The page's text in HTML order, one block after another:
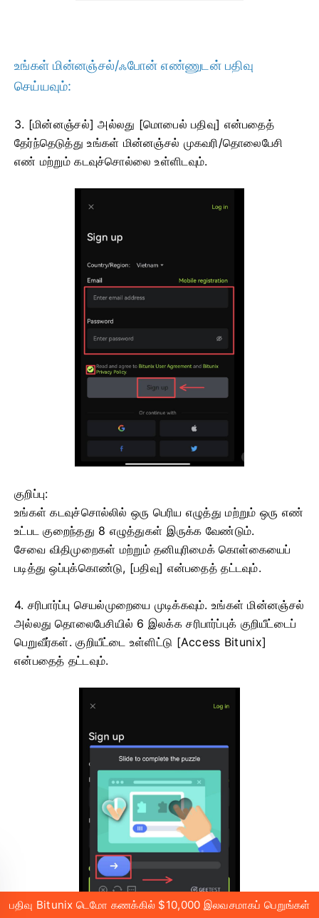
உங்கள் மின்னஞ்சல்/ஃபோன் எண்ணுடன் பதிவு
செய்யவும்:
3. [மின்னஞ்சல்] அல்லது [மொபைல் பதிவு] என்பதைத்
தேர்ந்தெடுத்து உங்கள் மின்னஞ்சல் முகவரி/தொலைபேசி
எண் மற்றும் கடவுச்சொல்லை உள்ளிடவும்.
குறிப்பு:
உங்கள் கடவுச்சொல்லில் ஒரு பெரிய எழுத்து மற்றும் ஒரு எண்
உட்பட குறைந்தது 8 எழுத்துகள் இருக்க வேண்டும்.
சேவை விதிமுறைகள் மற்றும் தனியுரிமைக் கொள்கையைப்
படித்து ஒப்புக்கொண்டு, [பதிவு] என்பதைத் தட்டவும்.
4. சரிபார்ப்பு செயல்முறையை முடிக்கவும். உங்கள் மின்னஞ்சல்
அல்லது தொலைபேசியில் 6 இலக்க சரிபார்ப்புக் குறியீட்டைப்
பெறுவீர்கள்.குறியீட்டை உள்ளிட்டு [Access Bitunix]
என்பதைத் தட்டவும்.
பதிவு Bitunix டெமோ கணக்கில் $10,000 இலவசமாகப் பெறுங்கள்